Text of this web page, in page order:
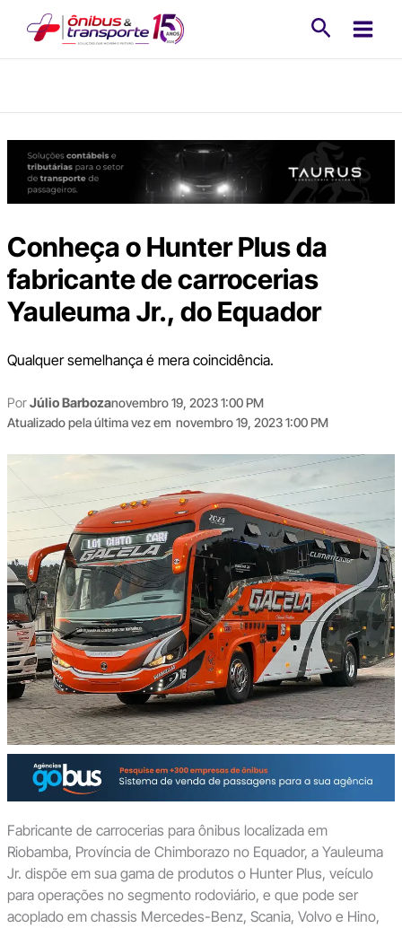
Conheça o Hunter Plus da
fabricante de carrocerias
Yauleuma Jr., do Equador
Qualquer semelhança é mera coincidência.
PorJúlio Barbozanovembro 19, 2023 1:00 PM
Atualizado pela última vez em novembro 19, 2023 1:00 PM
Fabricante de carrocerias para ônibus localizada em
Riobamba, Província de Chimborazo no Equador, a Yauleuma
Jr. dispõe em sua gama de produtos o Hunter Plus, veículo
para operações no segmento rodoviário, e que pode ser
acoplado em chassis Mercedes-Benz, Scania, Volvo e Hino,